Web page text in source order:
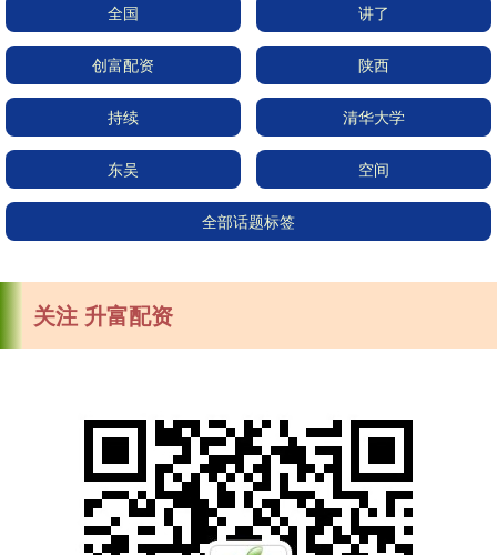
全国 讲了
创富配资 陕西
持续 清华大学
东吴 空间
全部话题标签
关注 升富配资